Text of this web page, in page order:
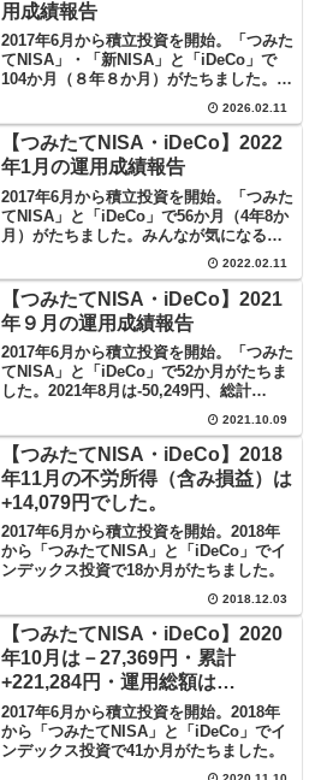
用成績報告
2017年6月から積立投資を開始。「つみた
てNISA」・「新NISA」と「iDeCo」で
104か月（８年８か月）がたちました。み
んなが気になるインデックス投資の実際
2026.02.11
【つみたてNISA・iDeCo】2022
年1月の運用成績報告
2017年6月から積立投資を開始。「つみた
てNISA」と「iDeCo」で56か月（4年8か
月）がたちました。みんなが気になるイ
ンデックス投資の実際を記録していま
2022.02.11
【つみたてNISA・iDeCo】2021
年９月の運用成績報告
2017年6月から積立投資を開始。「つみた
てNISA」と「iDeCo」で52か月がたちま
した。2021年8月は-50,249円、総計
+1,105,784円（+46.30％／年+10.68％）
でした。これで運用総額は、3,494,036円
となりました。
2021.10.09
【つみたてNISA・iDeCo】2018
年11月の不労所得（含み損益）は
+14,079円でした。
2017年6月から積立投資を開始。2018年
から「つみたてNISA」と「iDeCo」でイ
ンデックス投資で18か月がたちました。
2018.12.03
【つみたてNISA・iDeCo】2020
年10月は－27,369円・累計
+221,284円・運用総額は
1,855,936円。
2017年6月から積立投資を開始。2018年
から「つみたてNISA」と「iDeCo」でイ
ンデックス投資で41か月がたちました。